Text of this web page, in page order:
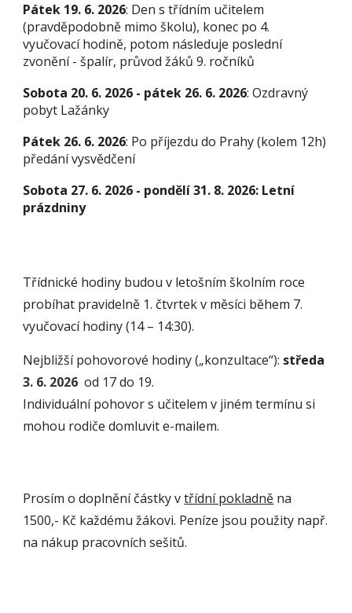
Pátek 19. 6. 2026: Den s třídním učitelem
(pravděpodobně mimo školu), konec po 4.
vyučovací hodině, potom následuje poslední
zvonění - špalír, průvod žáků 9. ročníků
Sobota 20. 6. 2026 - pátek 26. 6. 2026: Ozdravný
pobyt Lažánky
Pátek 26. 6. 2026: Po příjezdu do Prahy (kolem 12h)
předání vysvědčení
Sobota 27. 6. 2026 - pondělí 31. 8. 2026: Letní
prázdniny
Třídnické hodiny budou v letošním školním roce
probíhat pravidelně 1. čtvrtek v měsíci během 7.
vyučovací hodiny (14 – 14:30).
Nejbližší pohovorové hodiny („konzultace“): středa
3. 6. 2026 od 17 do 19.
Individuální pohovor s učitelem v jiném termínu si
mohou rodiče domluvit e-mailem.
Prosím o doplnění částky vtřídní pokladně na
1500,- Kč každému žákovi. Peníze jsou použity např.
na nákup pracovních sešitů.